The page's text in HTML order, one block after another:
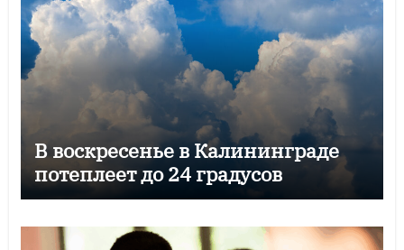
В воскресенье в Калининграде
потеплеет до 24 градусов